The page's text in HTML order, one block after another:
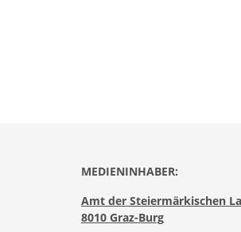
MEDIENINHABER:
Amt der Steiermärkischen
8010 Graz-Burg